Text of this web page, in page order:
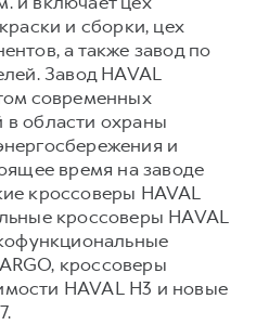
и сборки, цех
а также завод по
Завод HAVAL
современных
области охраны
и
время на заводе
кроссоверы HAVAL
кроссоверы HAVAL
кроссоверы
HAVAL H3 и новые